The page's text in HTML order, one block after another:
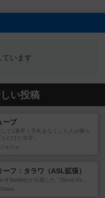
ています
い投稿
ーブ
て1番早く手札をなくした人が勝ち
だけど非常...
ョジョ
ーフ：タラワ（ASL拡張）
of Battle社が出版した『Blood Re...